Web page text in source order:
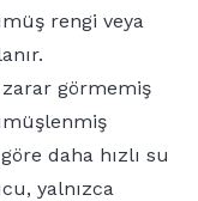
rengi veya
görmemiş
daha hızlı su
yalnızca